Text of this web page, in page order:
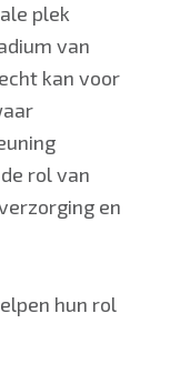
plek
van
kan voor
rol van
en
hun rol